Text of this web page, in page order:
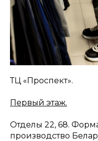
ТЦ «Проспект».
Первый этаж.
Отделы 22, 68.
производство